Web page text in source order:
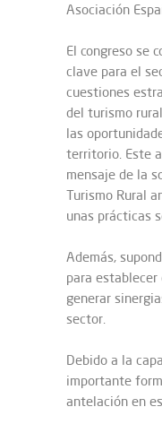
Asociación
El congreso se
clave para el
cuestiones
del turismo
las
territorio. Este
mensaje de la
Turismo Rural
unas prácticas
Además,
para
generar
sector.
Debido a la
importante
antelación en